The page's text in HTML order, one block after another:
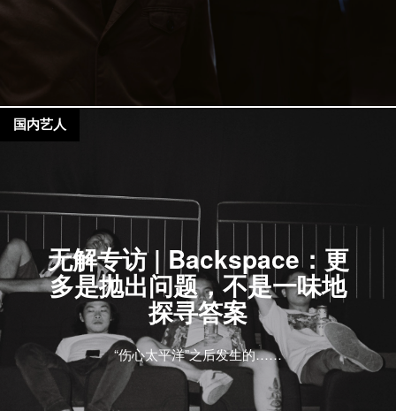
无解专访 | Backspace：更
多是抛出问题，不是一味地
探寻答案
“伤心太平洋”之后发生的……
国内艺人